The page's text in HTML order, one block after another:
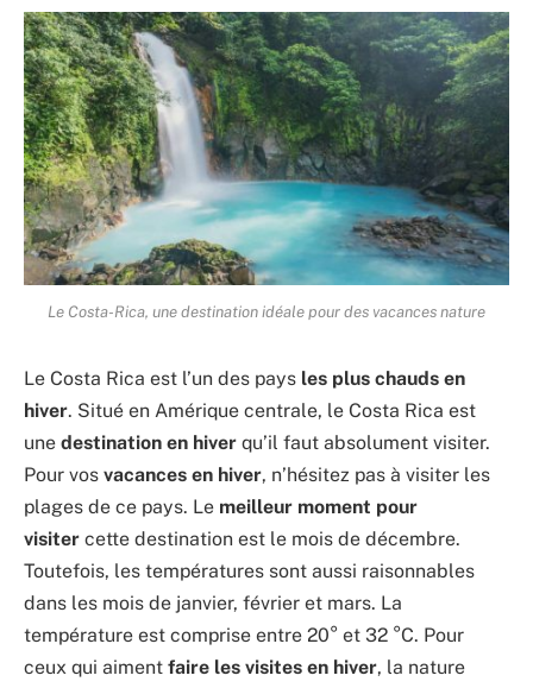
Le Costa-Rica, une destination idéale pour des vacances nature
Le Costa Rica est l’un des pays les plus chauds en
hiver. Situé en Amérique centrale, le Costa Rica est
une destination en hiver qu’il faut absolument visiter.
Pour vos vacances en hiver, n’hésitez pas à visiter les
plages de ce pays. Le meilleur moment pour
visiter cette destination est le mois de décembre.
Toutefois, les températures sont aussi raisonnables
dans les mois de janvier, février et mars. La
température est comprise entre 20° et 32 °C. Pour
ceux qui aiment faire les visites en hiver, la nature